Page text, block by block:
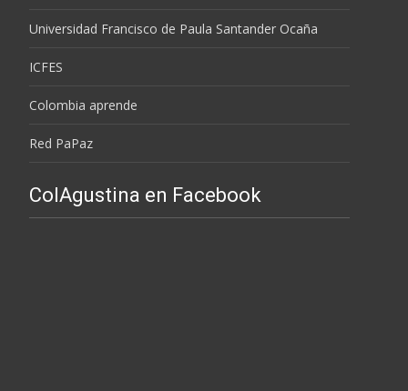
Universidad Francisco de Paula Santander Ocaña
ICFES
Colombia aprende
Red PaPaz
ColAgustina en Facebook